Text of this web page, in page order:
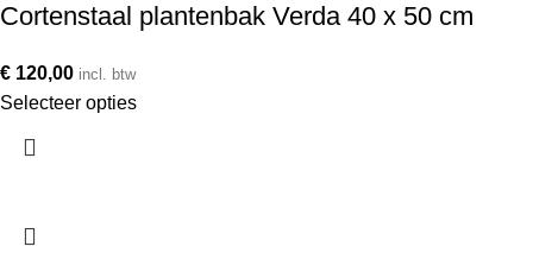
Cortenstaal plantenbak Verda 40 x 50 cm
€ 120,00 incl. btw
Selecteer opties